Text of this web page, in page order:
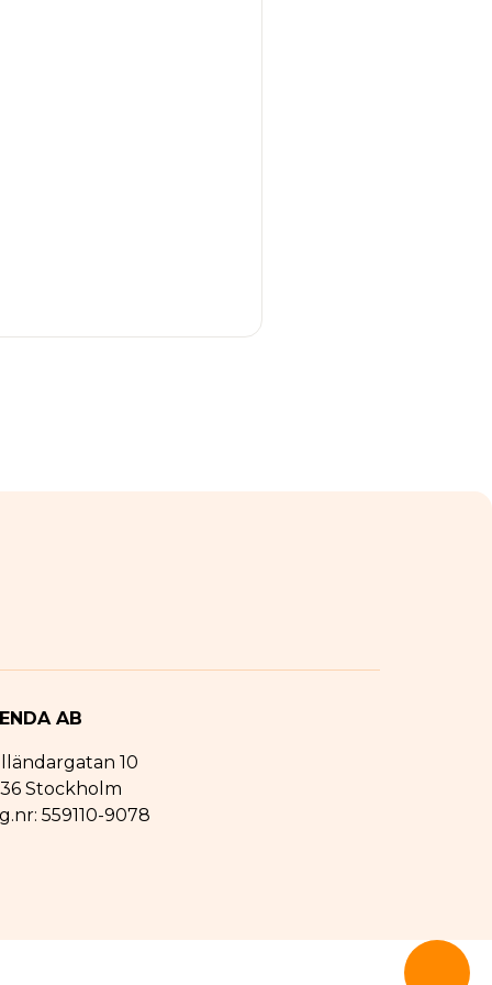
AB
10
36 Stockholm
559110-9078